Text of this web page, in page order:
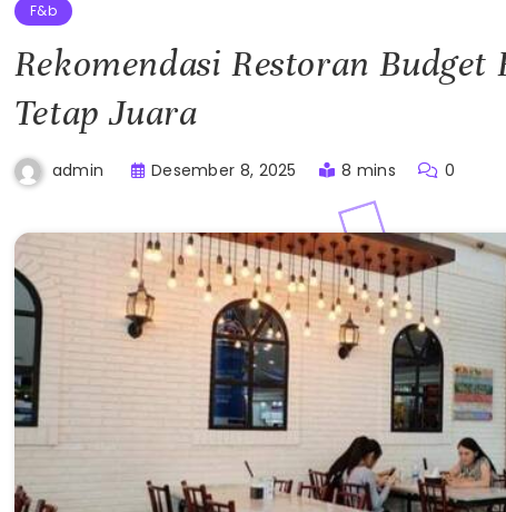
F&b
Rekomendasi Restoran
Tetap Juara
admin Desember 8, 2025 8 mins 0